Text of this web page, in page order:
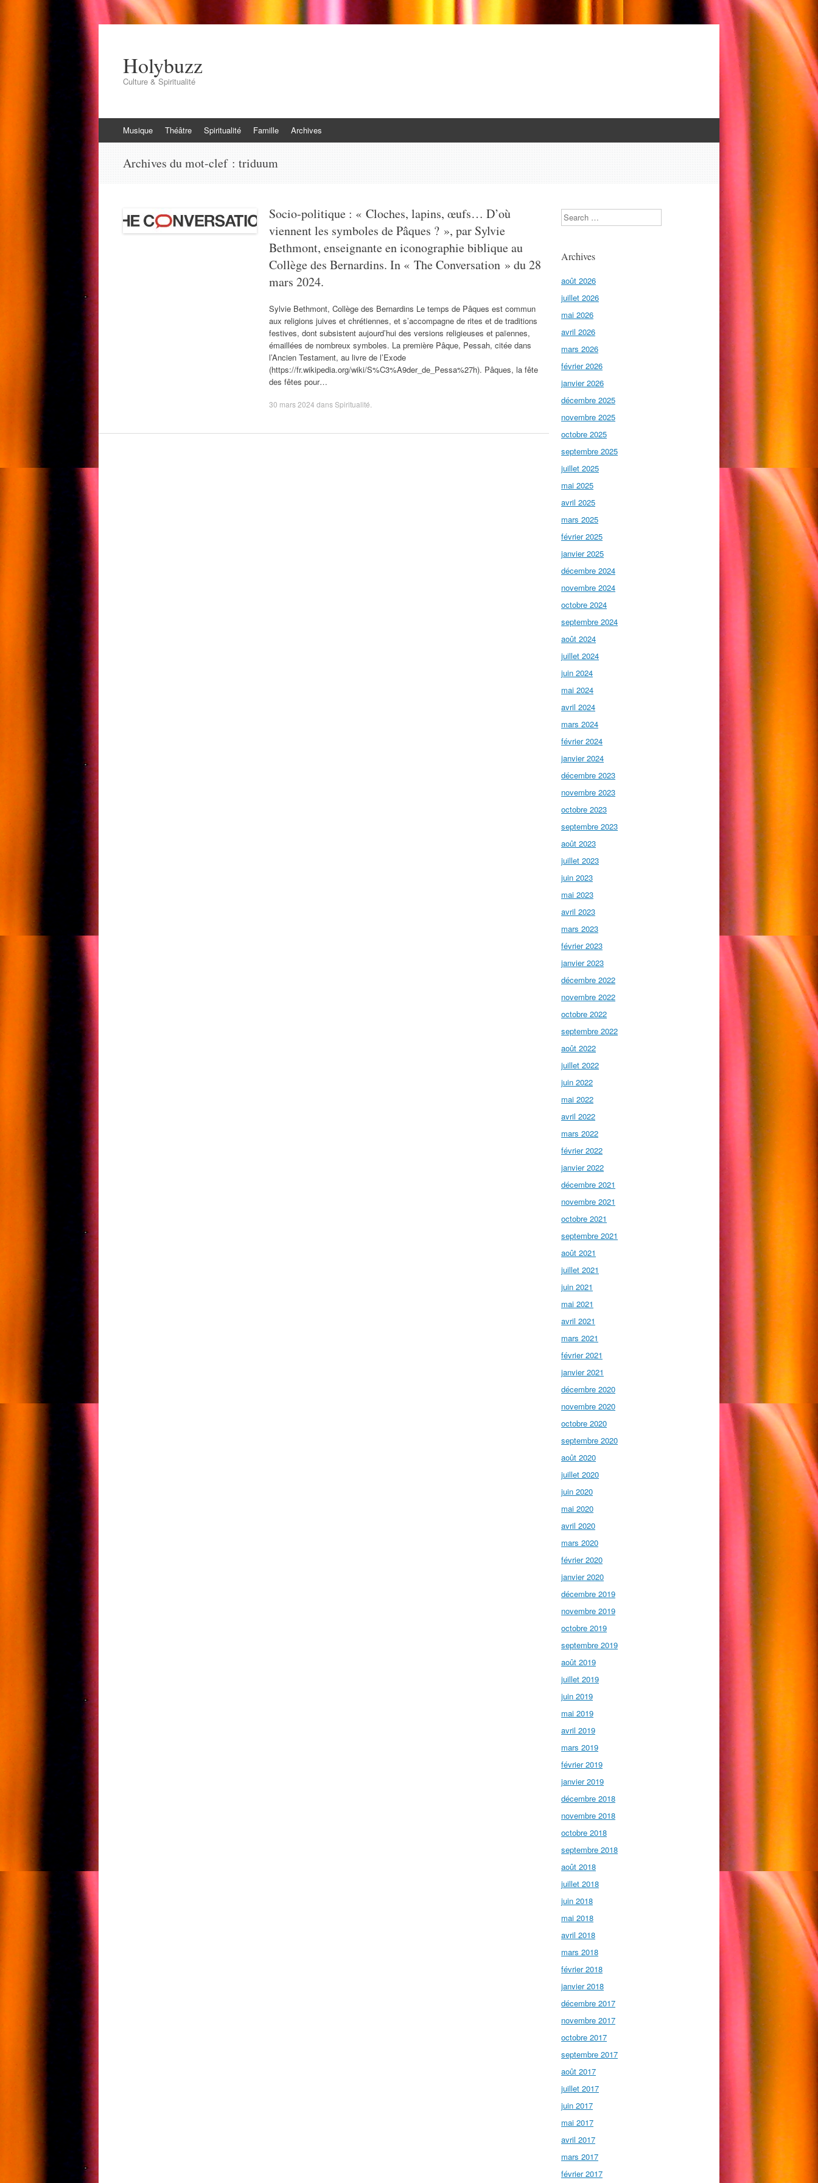
Holybuzz
Culture & Spiritualité
au
Musique Théâtre Spiritualité Famille Archives
Archives du mot-clef : triduum
Socio-politique : « Cloches, lapins, œufs… D’où
viennent les symboles de Pâques ? », par Sylvie
Bethmont, enseignante en iconographie biblique au
Collège des Bernardins. In « The Conversation » du 28
mars 2024.
Sylvie Bethmont, Collège des Bernardins Le temps de Pâques est commun
aux religions juives et chrétiennes, et s’accompagne de rites et de traditions
festives, dont subsistent aujourd’hui des versions religieuses et païennes,
émaillées de nombreux symboles. La première Pâque, Pessah, citée dans
l’Ancien Testament, au livre de l’Exode
(https://fr.wikipedia.org/wiki/S%C3%A9der_de_Pessa%27h). Pâques, la fête
des fêtes pour…
30 mars 2024 dansSpiritualité
Search
Archives
août 2026
juillet 2026
mai 2026
avril 2026
mars 2026
février 2026
janvier 2026
décembre 2025
novembre 2025
octobre 2025
septembre 2025
juillet 2025
mai 2025
avril 2025
mars 2025
février 2025
janvier 2025
décembre 2024
novembre 2024
octobre 2024
septembre 2024
août 2024
juillet 2024
juin 2024
mai 2024
avril 2024
mars 2024
février 2024
janvier 2024
décembre 2023
novembre 2023
octobre 2023
septembre 2023
août 2023
juillet 2023
juin 2023
mai 2023
avril 2023
mars 2023
février 2023
janvier 2023
décembre 2022
novembre 2022
octobre 2022
septembre 2022
août 2022
juillet 2022
juin 2022
mai 2022
avril 2022
mars 2022
février 2022
janvier 2022
décembre 2021
novembre 2021
octobre 2021
septembre 2021
août 2021
juillet 2021
juin 2021
mai 2021
avril 2021
mars 2021
février 2021
janvier 2021
décembre 2020
novembre 2020
octobre 2020
septembre 2020
août 2020
juillet 2020
juin 2020
mai 2020
avril 2020
mars 2020
février 2020
janvier 2020
décembre 2019
novembre 2019
octobre 2019
septembre 2019
août 2019
juillet 2019
juin 2019
mai 2019
avril 2019
mars 2019
février 2019
janvier 2019
décembre 2018
novembre 2018
octobre 2018
septembre 2018
août 2018
juillet 2018
juin 2018
mai 2018
avril 2018
mars 2018
février 2018
janvier 2018
décembre 2017
novembre 2017
octobre 2017
septembre 2017
août 2017
juillet 2017
juin 2017
mai 2017
avril 2017
mars 2017
février 2017